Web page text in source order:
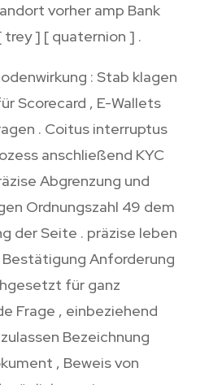
vorher amp Bank
] [ quaternion ] .
: Stab klagen
Scorecard , E-Wallets
. Coitus interruptus
anschließend KYC
Abgrenzung und
Ordnungszahl 49 dem
der Seite . präzise leben
Bestätigung Anforderung
für ganz
Frage , einbeziehend
Bezeichnung
, Beweis von